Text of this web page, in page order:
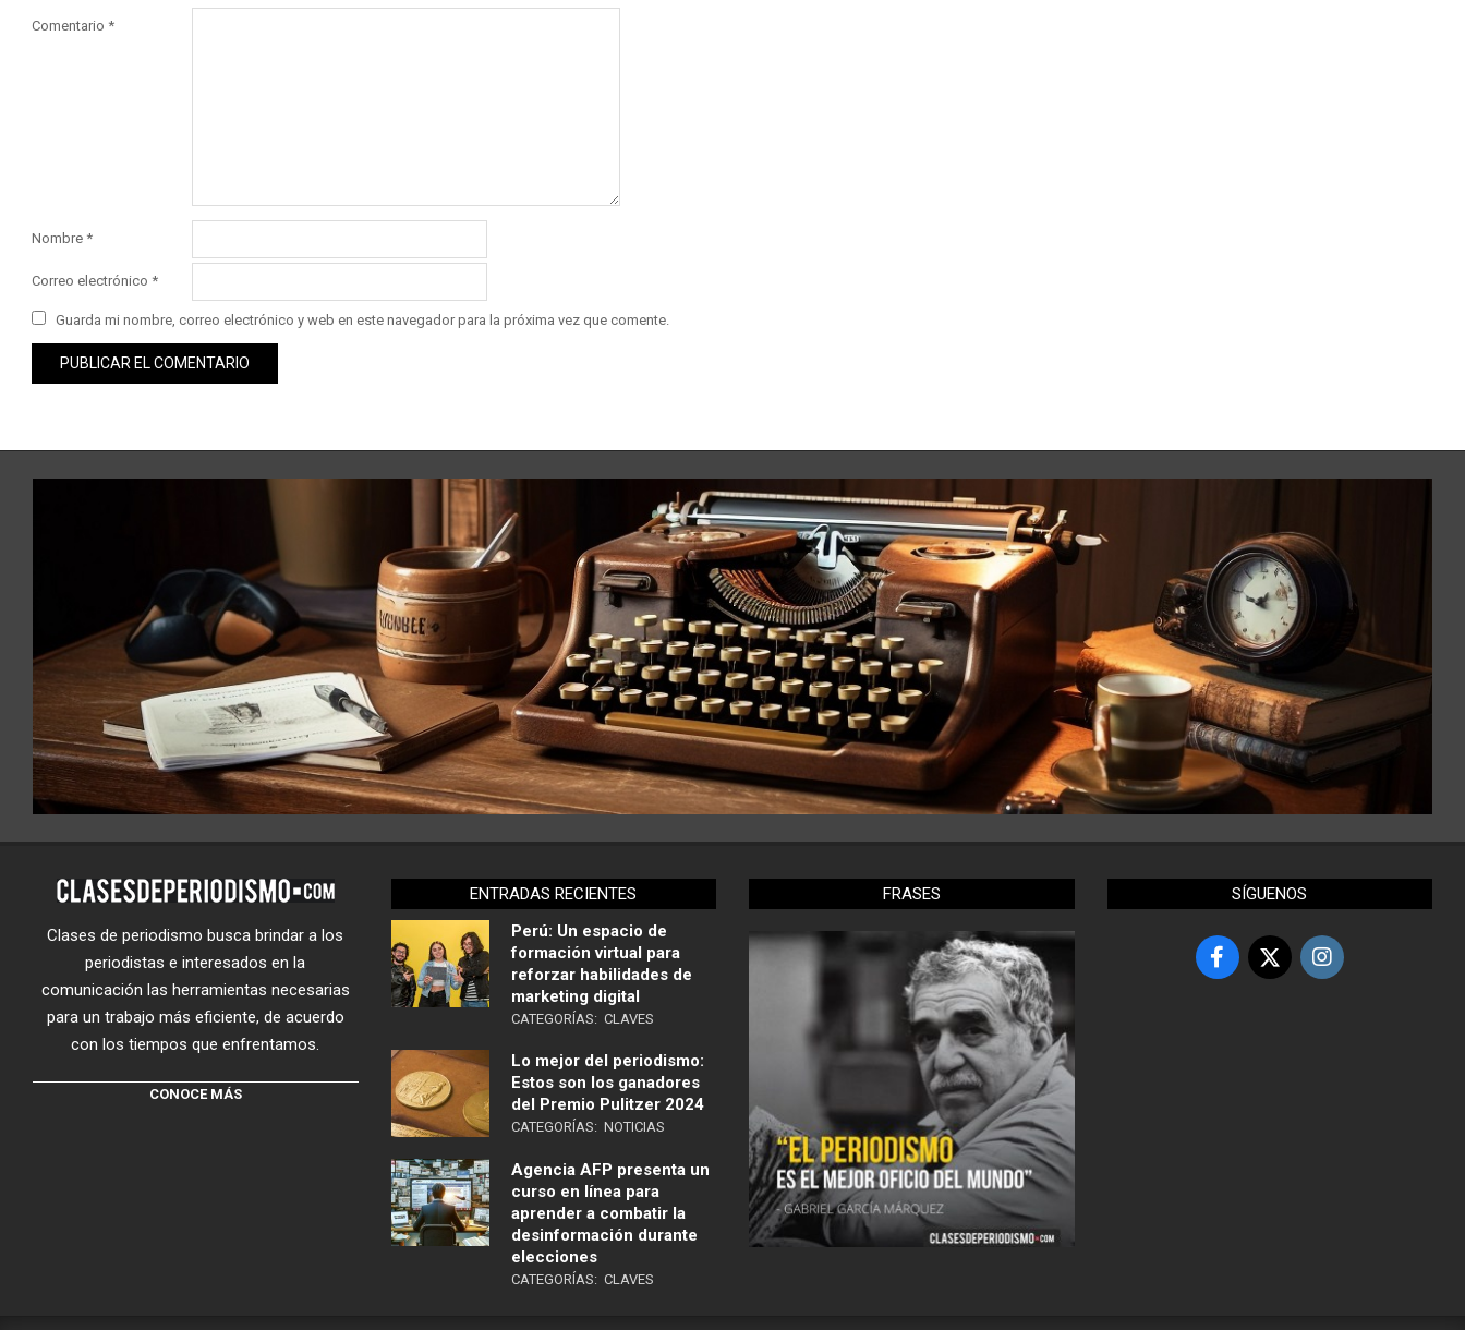
Comentario *
Nombre *
Correo electrónico *
Guarda mi nombre, correo electrónico y web en este navegador para la próxima vez que comente.
Clases de periodismo busca brindar a los
periodistas e interesados en la
comunicación las herramientas necesarias
para un trabajo más eficiente, de acuerdo
con los tiempos que enfrentamos.
CONOCE MÁS
ENTRADAS RECIENTES
Perú: Un espacio de
formación virtual para
reforzar habilidades de
marketing digital
CATEGORÍAS: CLAVES
Lo mejor del periodismo:
Estos son los ganadores
del Premio Pulitzer 2024
CATEGORÍAS: NOTICIAS
Agencia AFP presenta un
curso en línea para
aprender a combatir la
desinformación durante
elecciones
CATEGORÍAS: CLAVES
FRASES SÍGUENOS